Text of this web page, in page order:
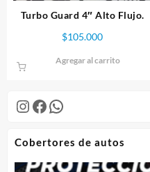
Instagram
Facebook
WhatsApp
Cobertores de autos
Turbo Guard 4″ Alto Flujo.
$105.000
Agregar al carrito